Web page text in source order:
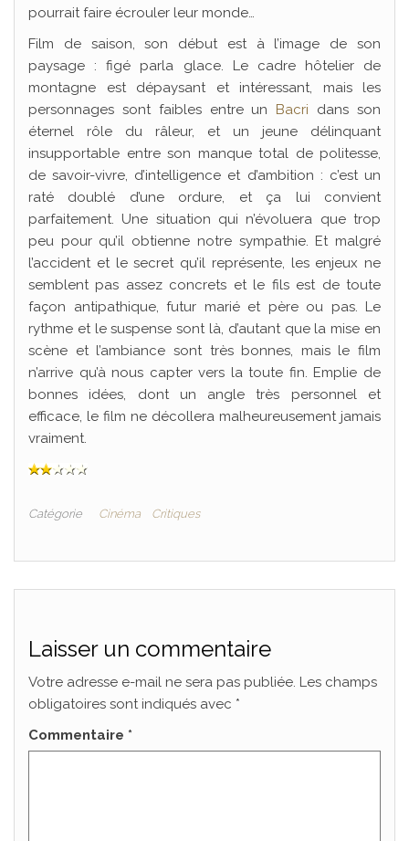
pourrait faire écrouler leur monde…
Film de saison, son début est à l’image de son
paysage : figé parla glace. Le cadre hôtelier de
montagne est dépaysant et intéressant, mais les
personnages sont faibles entre un Bacri dans son
éternel rôle du râleur, et un jeune délinquant
insupportable entre son manque total de politesse,
de savoir-vivre, d’intelligence et d’ambition : c’est un
raté doublé d’une ordure, et ça lui convient
parfaitement. Une situation qui n’évoluera que trop
peu pour qu’il obtienne notre sympathie. Et malgré
l’accident et le secret qu’il représente, les enjeux ne
semblent pas assez concrets et le fils est de toute
façon antipathique, futur marié et père ou pas. Le
rythme et le suspense sont là, d’autant que la mise en
scène et l’ambiance sont très bonnes, mais le film
n’arrive qu’à nous capter vers la toute fin. Emplie de
bonnes idées, dont un angle très personnel et
efficace, le film ne décollera malheureusement jamais
vraiment.
Catégorie Cinéma Critiques
Laisser un commentaire
Votre adresse e-mail ne sera pas publiée. Les champs
obligatoires sont indiqués avec *
Commentaire *